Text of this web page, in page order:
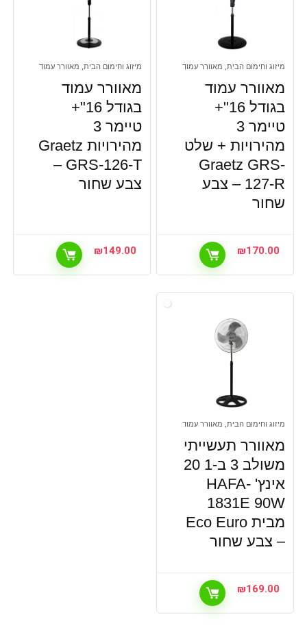
מיזוג וחימום הבית, מאוורר עמוד
מאוורר עמוד
בגודל 16"+
טיימר 3
מהירויות + שלט
Graetz GRS-
127-R – צבע
שחור
₪170.00
מיזוג וחימום הבית, מאוורר עמוד
מאוורר עמוד
בגודל 16"+
טיימר 3
מהירויות Graetz
GRS-126-T –
צבע שחור
₪149.00
מיזוג וחימום הבית, מאוורר עמוד
מאוורר תעשייתי
משולב 3 ב-1 20
אינץ' HAFA-
1831E 90W
מבית Eco Euro
– צבע שחור
₪169.00